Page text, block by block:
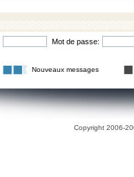
Mot de passe:
Nouveaux messages
Copyright 2006-